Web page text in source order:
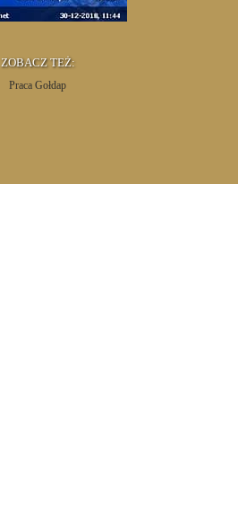
ZOBACZ TEŻ:
Praca Gołdap